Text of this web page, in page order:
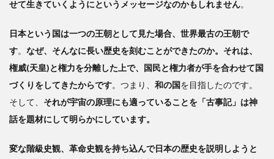
せて生きていくようにというメッセージなのかもしれません。
日本という国は一つの王朝として見た場合、世界最古の王朝で
す。 なぜ、そんなに長い歴史を刻むことができたのか。それは、
権威(天皇)と権力を分離した上で、国民と権力者が手を合わせて国
づくりをしてきたからです。つまり、 和の国を目指したのです。
そして、 それが宇宙の原理にも適っていることを「古事記」は神
話を題材にして明らかにしています。
変な階級史観、革命史観を持ち込んで日本の歴史を説明しようと